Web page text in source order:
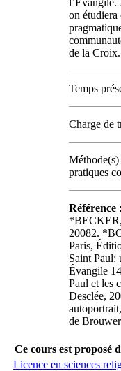
on étudiera
de la Croix.
Temps
Charge de
pratiques
Référence :
*BECKER,
20082.
Paris,
Saint Paul:
Évangile
Paul et les
Desclée,
de
Ce cours est proposé
Licence en sciences